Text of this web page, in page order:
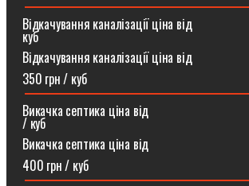
Відкачування каналізації ціна від
куб
Відкачування каналізації ціна від
350 грн / куб
Викачка септика ціна від
/ куб
Викачка септика ціна від
400 грн / куб